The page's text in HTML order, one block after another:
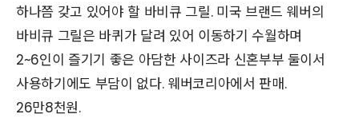
하나쯤 갖고 있어야 할 바비큐 그릴. 미국 브랜드 웨버의
바비큐 그릴은 바퀴가 달려 있어 이동하기 수월하며
2~6인이 즐기기 좋은 아담한 사이즈라 신혼부부 둘이서
사용하기에도 부담이 없다. 웨버코리아에서 판매.
26만8천원.